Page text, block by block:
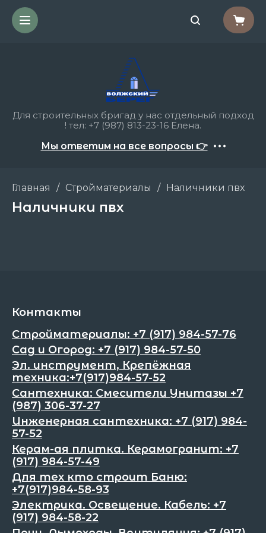
Для строительных бригад у нас отдельный подход
! тел: +7 (987) 813-23-16 Елена.
Мы ответим на все вопросы 👉
Главная / Стройматериалы / Наличники пвх
Наличники пвх
Контакты
Стройматериалы: +7 (917) 984-57-76
Сад и Огород: +7 (917) 984-57-50
Эл. инструмент, Крепёжная
техника:+7(917)984-57-52
Сантехника: Смесители Унитазы +7
(987) 306-37-27
Инженерная сантехника: +7 (917) 984-
57-52
Керам-ая плитка. Керамогранит: +7
(917) 984-57-49
Для тех кто строит Баню:
+7(917)984-58-93
Электрика. Освещение. Кабель: +7
(917) 984-58-22